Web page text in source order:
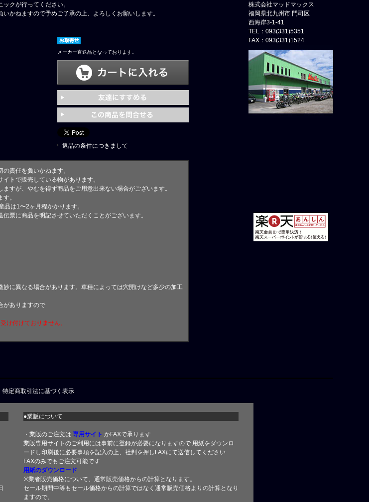
クが行ってください。
かねますので予めご了承の上、よろしくお願いします。
メーカー直送品となっております。
返品の条件につきまして
責任を負いかねます。
トで販売している物があります。
すが、やむを得ず商品をご用意出来ない場合がございます。
。
品は1〜2ヶ月程かかります。
票に商品を明記させていただくことがございます。
に異なる場合があります。車種によっては穴開けなど多少の加工
がありますので
け付けておりません。
株式会社マッドマックス
福岡県北九州市 門司区
西海岸3-1-41
TEL：093(331)5351
FAX：093(331)1524
特定商取引法に基づく表示
●業販について
・業販のご注文は 専用サイト かFAXで承ります
業販専用サイトのご利用には事前に登録が必要になりますので 用紙をダウンロ
ードし印刷後に必要事項を記入の上、社判を押しFAXにて送信してください
FAXのみでもご注文可能です
用紙のダウンロード
※業者販売価格について、通常販売価格からの計算となります。
セール期間中等もセール価格からの計算ではなく通常販売価格よりの計算となり
ますので、